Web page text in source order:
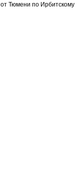
Тюмени по Ирбитскому